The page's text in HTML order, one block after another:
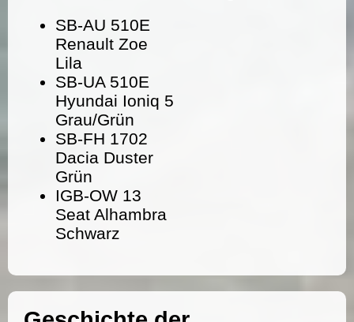
SB-AU 510E
Renault Zoe
Lila
SB-UA 510E
Hyundai Ioniq 5
Grau/Grün
SB-FH 1702
Dacia Duster
Grün
IGB-OW 13
Seat Alhambra
Schwarz